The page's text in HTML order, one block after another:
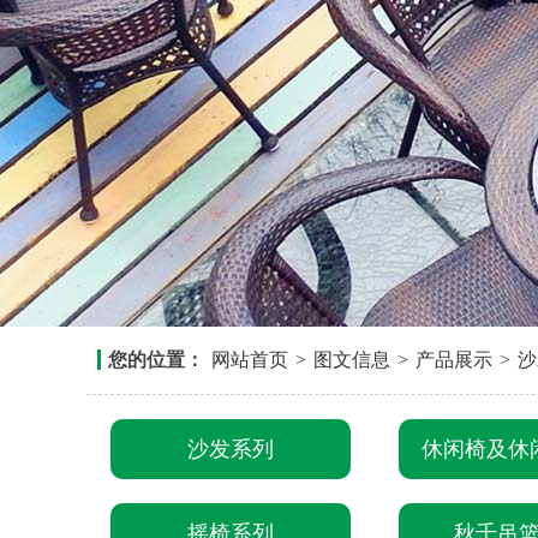
您的位置： 网站首页 > 图文信息 > 产品展示 >
沙发系列 休闲椅及休
摇椅系列 秋千吊